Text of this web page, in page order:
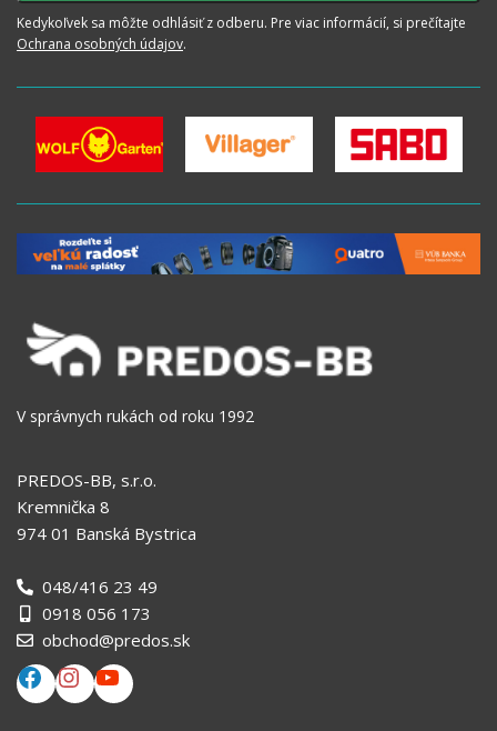
Kedykoľvek sa môžte odhlásiť z odberu. Pre viac informácií, si prečítajte
Ochrana osobných údajov.
V správnych rukách od roku 1992
PREDOS-BB, s.r.o.
Kremnička 8
974 01 Banská Bystrica
048/416 23 49
0918 056 173
obchod@predos.sk